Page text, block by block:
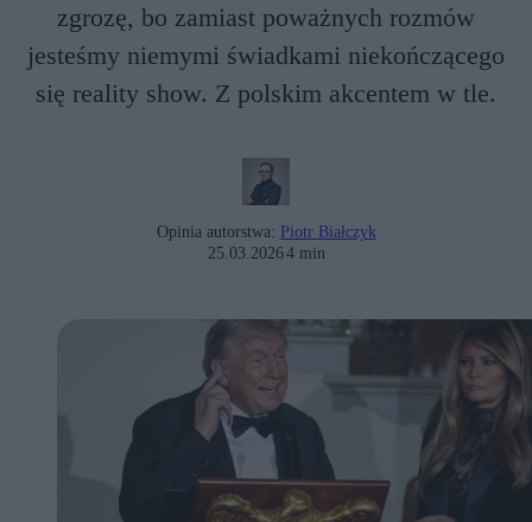
zgrozę, bo zamiast poważnych rozmów
jesteśmy niemymi świadkami niekończącego
się reality show. Z polskim akcentem w tle.
Opinia autorstwa: Piotr Białczyk
25.03.20264 min